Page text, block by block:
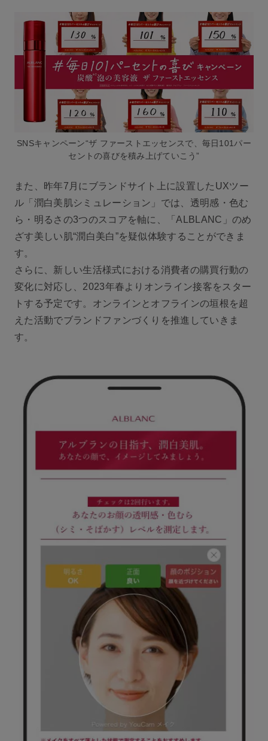
SNSキャンペーン“ザ ファーストエッセンスで、毎日101パー
セントの喜びを積み上げていこう”
また、昨年7月にブランドサイト上に設置したUXツー
ル「潤白美肌シミュレーション」では、透明感・色む
ら・明るさの3つのスコアを軸に、「ALBLANC」のめ
ざす美しい肌“潤白美白”を疑似体験することができま
す。
さらに、新しい生活様式における消費者の購買行動の
変化に対応し、2023年春よりオンライン接客をスター
トする予定です。オンラインとオフラインの垣根を超
えた活動でブランドファンづくりを推進していきま
す。